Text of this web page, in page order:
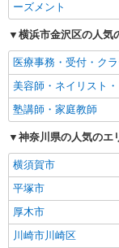
ーズメント
横浜市金沢区の人気
医療事務・受付・ク
美容師・ネイリスト
塾講師・家庭教師
神奈川県の人気のエ
横須賀市
平塚市
厚木市
川崎市川崎区